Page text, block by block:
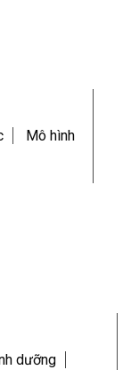
Mô hình
dưỡng